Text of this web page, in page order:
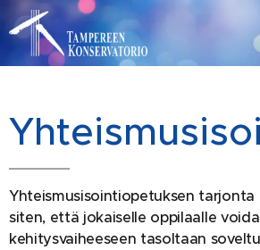
Yhteismusisointiopetuksen tarjonta
siten, että jokaiselle oppilaalle
kehitysvaiheeseen tasoltaan